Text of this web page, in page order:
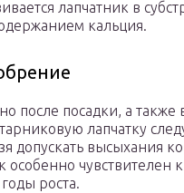
лапчатник в
кальция.
после посадки, а также
лапчатку
допускать высыхания
особенно чувствителен
роста.